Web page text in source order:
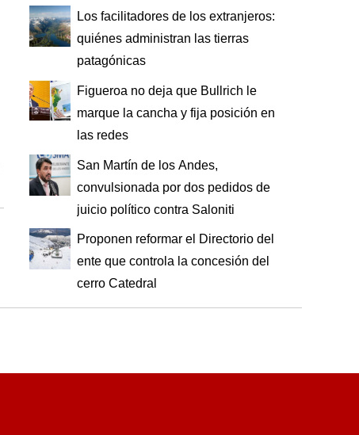
Los facilitadores de los extranjeros:
quiénes administran las tierras
patagónicas
Figueroa no deja que Bullrich le
marque la cancha y fija posición en
las redes
San Martín de los Andes,
convulsionada por dos pedidos de
juicio político contra Saloniti
Proponen reformar el Directorio del
ente que controla la concesión del
cerro Catedral